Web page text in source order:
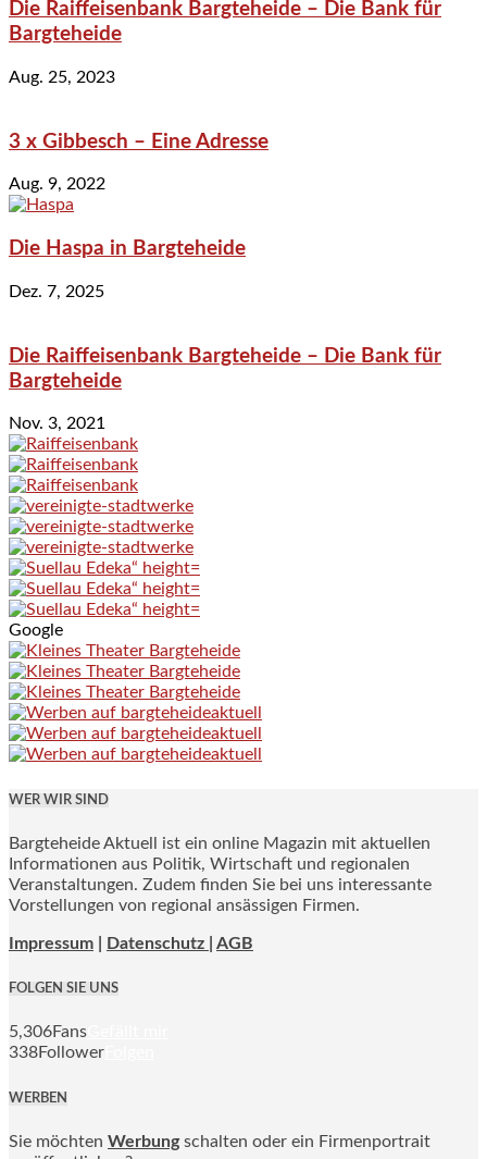
Die Raiffeisenbank Bargteheide – Die Bank für
Bargteheide
Aug. 25, 2023
3 x Gibbesch – Eine Adresse
Aug. 9, 2022
Die Haspa in Bargteheide
Dez. 7, 2025
Die Raiffeisenbank Bargteheide – Die Bank für
Bargteheide
Nov. 3, 2021
Google
WER WIR SIND
Bargteheide Aktuell ist ein online Magazin mit aktuellen
Informationen aus Politik, Wirtschaft und regionalen
Veranstaltungen. Zudem finden Sie bei uns interessante
Vorstellungen von regional ansässigen Firmen.
Impressum Datenschutz | AGB
FOLGEN SIE UNS
5,306Fans
338Follower
WERBEN
Sie möchten Werbung schalten oder ein Firmenportrait